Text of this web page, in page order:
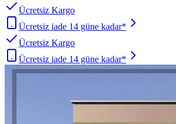
Ücretsiz Kargo
Ücretsiz iade 14 güne kadar*
Ücretsiz Kargo
Ücretsiz iade 14 güne kadar*